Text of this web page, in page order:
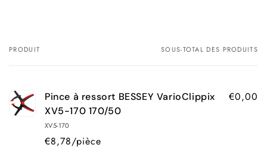
Votre
PRODUIT SOUS-TOTAL DES PRODUITS
Pince à ressort BESSEY VarioClippix
XV5-170 170/50
XV5-170
€8,78/pièce
€0,00